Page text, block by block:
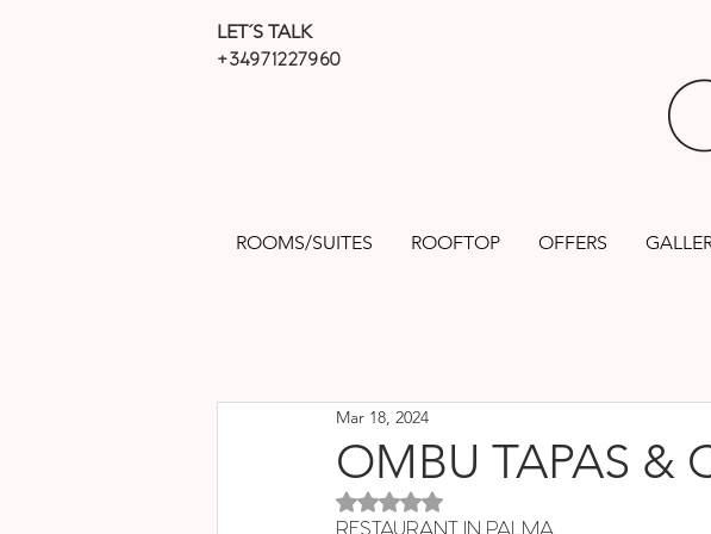
LET´S TALK
+34971227960
ROOMS/SUITES ROOFTOP OFFERS
OMBU TAPAS &
Mar 18, 2024
Rated NaN out of 5 stars.
RESTAURANT IN PALMA